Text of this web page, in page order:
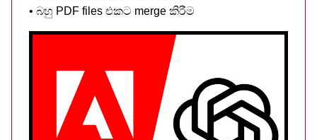
• බහු PDF files එකට merge කිරීම